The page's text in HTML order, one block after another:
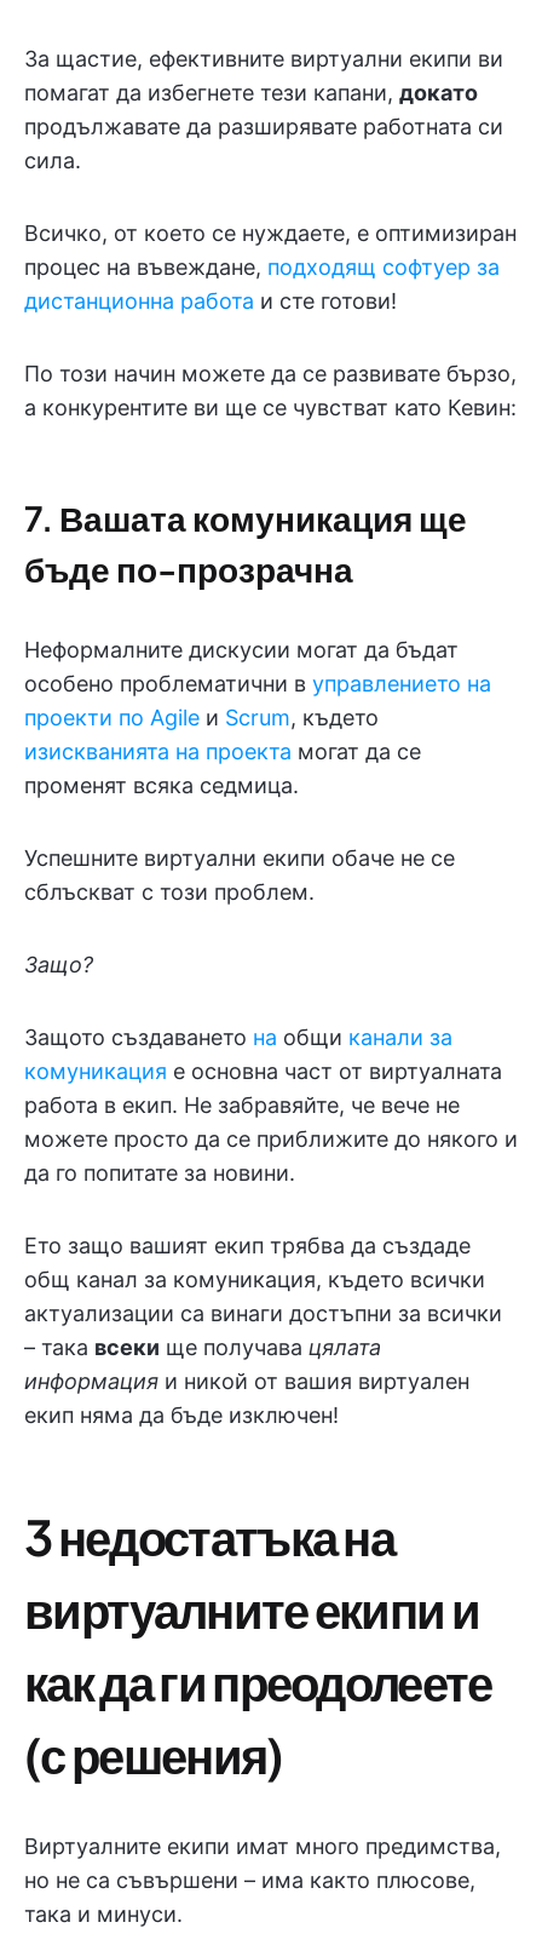
За щастие, ефективните виртуални екипи ви
помагат да избегнете тези капани, докато
продължавате да разширявате работната си
сила.
Всичко, от което се нуждаете, е оптимизиран
процес на въвеждане, подходящ софтуер за
дистанционна работа и сте готови!
По този начин можете да се развивате бързо,
а конкурентите ви ще се чувстват като Кевин:
7. Вашата комуникация ще
бъде по-прозрачна
Неформалните дискусии могат да бъдат
особено проблематични в управлението на
проекти по Agile и Scrum, където
изискванията на проекта могат да се
променят всяка седмица.
Успешните виртуални екипи обаче не се
сблъскват с този проблем.
Защо?
Защото създаването на общи канали за
комуникация е основна част от виртуалната
работа в екип. Не забравяйте, че вече не
можете просто да се приближите до някого и
да го попитате за новини.
Ето защо вашият екип трябва да създаде
общ канал за комуникация, където всички
актуализации са винаги достъпни за всички
– така всеки ще получава цялата
информация и никой от вашия виртуален
екип няма да бъде изключен!
3 недостатъка на
виртуалните екипи и
как да ги преодолеете
(с решения)
Виртуалните екипи имат много предимства,
но не са съвършени – има както плюсове,
така и минуси.